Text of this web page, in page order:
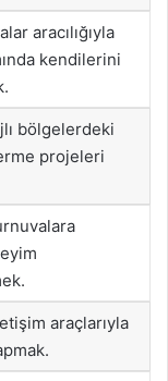
aracılığıyla
kendilerini
bölgelerdeki
projeleri
araçlarıyla